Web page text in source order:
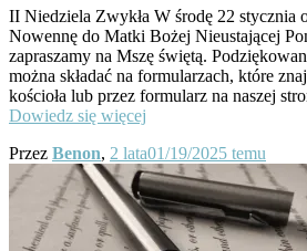
II Niedziela Zwykła W środę 22 stycznia
Nowennę do Matki Bożej Nieustającej
zapraszamy na Mszę świętą.
można składać na formularzach, które
kościoła lub przez formularz na naszej
Dowiedz się więcej
Przez Benon, 2 lata01/19/2025 temu